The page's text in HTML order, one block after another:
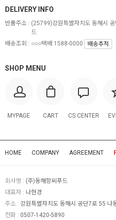
SHOP MENU
MYPAGE CART CS CENTER
DELIVERY INFO
반품주소 : (25799)강원특별자치도 동해시
드
배송조회 : ○○○택배 1588-0000
배송추적
HOME COMPANY AGREEMENT
회사명 : (주)동해항씨푸드
대표자 : 나현경
주소 : 강원특별자치도 동해시 공단7로 55 나
전화 : 0507-1420-5890